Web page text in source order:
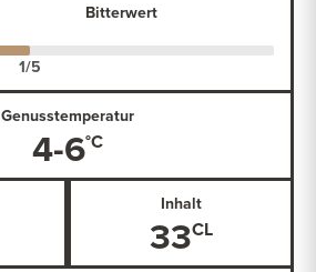
Bitterwert
Genusstemperatur
4-6
Inhalt
33